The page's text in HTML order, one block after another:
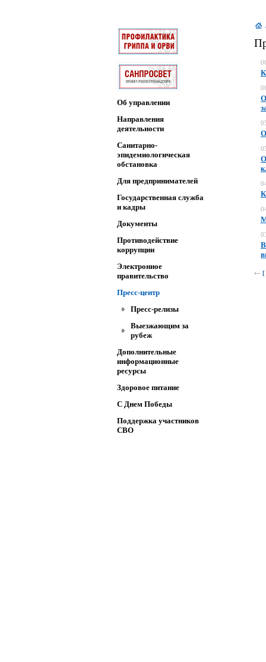
Об управлении
Направления
деятельности
Санитарно-
эпидемиологическая
обстановка
Для предпринимателей
Государственная служба
и кадры
Документы
Противодействие
коррупции
Электронное
правительство
Пресс-центр
Пресс-релизы
Выезжающим за
рубеж
Дополнительные
информационные
ресурсы
Здоровое питание
C Днем Победы
Поддержка участников
СВО
О